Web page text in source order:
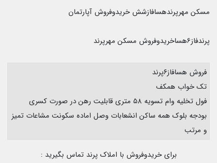
مسکن مهرپرندهسافازشش خریدوفروش آپارتمان
پرندفاز6هساخریدوفروش مسکن مهرپرند
فروش هسافاز۶پرند
تک خواب همکف
فول تخلیه وام تسویه ۵۸ متری قابلیت رهن در صورت کسری
بودجه بلوک همه ساکن انشعابات وصل اماده سکونت مشاعات تمیز
و مرتب
برای خریدوفروش با املاک پرند تماس بگیرید :